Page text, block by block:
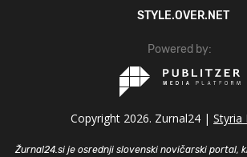
STYLE.OVER.NET
Powered by:
Copyright 2026. Zurnal24 | Styria
Žurnal24.si je osrednji slovenski novičarski portal,